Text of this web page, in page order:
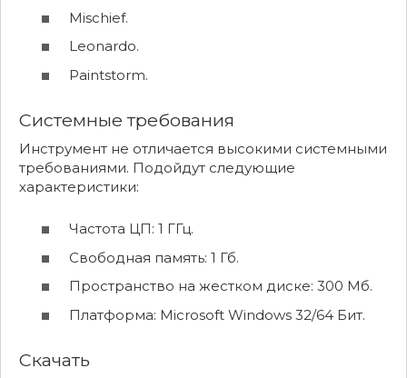
Mischief.
Leonardo.
Paintstorm.
Системные требования
Инструмент не отличается высокими системными
требованиями. Подойдут следующие
характеристики:
Частота ЦП: 1 ГГц.
Свободная память: 1 Гб.
Пространство на жестком диске: 300 Мб.
Платформа: Microsoft Windows 32/64 Бит.
Скачать